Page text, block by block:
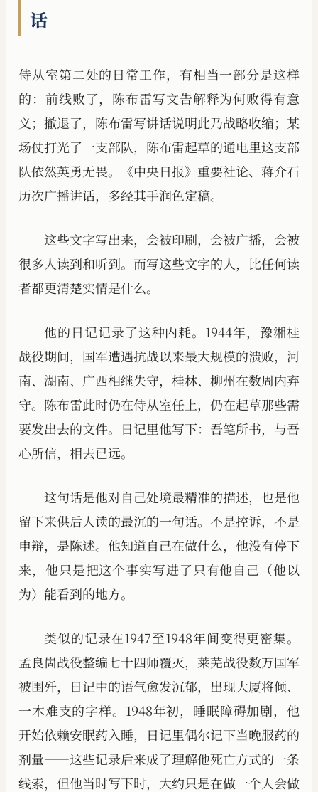
话
侍从室第二处的日常工作，有相当一部分是这样
的：前线败了，陈布雷写文告解释为何败得有意
义；撤退了，陈布雷写讲话说明此乃战略收缩；某
场仗打光了一支部队，陈布雷起草的通电里这支部
队依然英勇无畏。《中央日报》重要社论、蒋介石
历次广播讲话，多经其手润色定稿。
这些文字写出来，会被印刷，会被广播，会被
很多人读到和听到。而写这些文字的人，比任何读
者都更清楚实情是什么。
他的日记记录了这种内耗。1944年，豫湘桂
战役期间，国军遭遇抗战以来最大规模的溃败，河
南、湖南、广西相继失守，桂林、柳州在数周内弃
守。陈布雷此时仍在侍从室任上，仍在起草那些需
要发出去的文件。日记里他写下：吾笔所书，与吾
心所信，相去已远。
这句话是他对自己处境最精准的描述，也是他
留下来供后人读的最沉的一句话。不是控诉，不是
申辩，是陈述。他知道自己在做什么，他没有停下
来，他只是把这个事实写进了只有他自己（他以
为）能看到的地方。
类似的记录在1947至1948年间变得更密集。
孟良崮战役整编七十四师覆灭，莱芜战役数万国军
被围歼，日记中的语气愈发沉郁，出现大厦将倾、
一木难支的字样。1948年初，睡眠障碍加剧，他
开始依赖安眠药入睡，日记里偶尔记下当晚服药的
剂量——这些记录后来成了理解他死亡方式的一条
线索，但他当时写下时，大约只是在做一个人会做